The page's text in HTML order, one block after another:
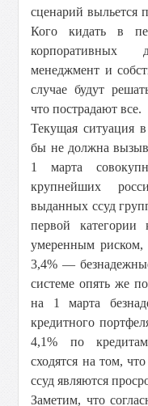
сценарий выльется
Кого кидать в
менеджмент и
случае будут
что пострадают все.
Текущая ситуация
бы не должна
1 марта
крупнейших
выданных ссуд
первой
умеренным
3,4% —
системе опять же
на 1 марта
кредитного
4,1% по
сходятся на том,
ссуд являются
Заметим, что